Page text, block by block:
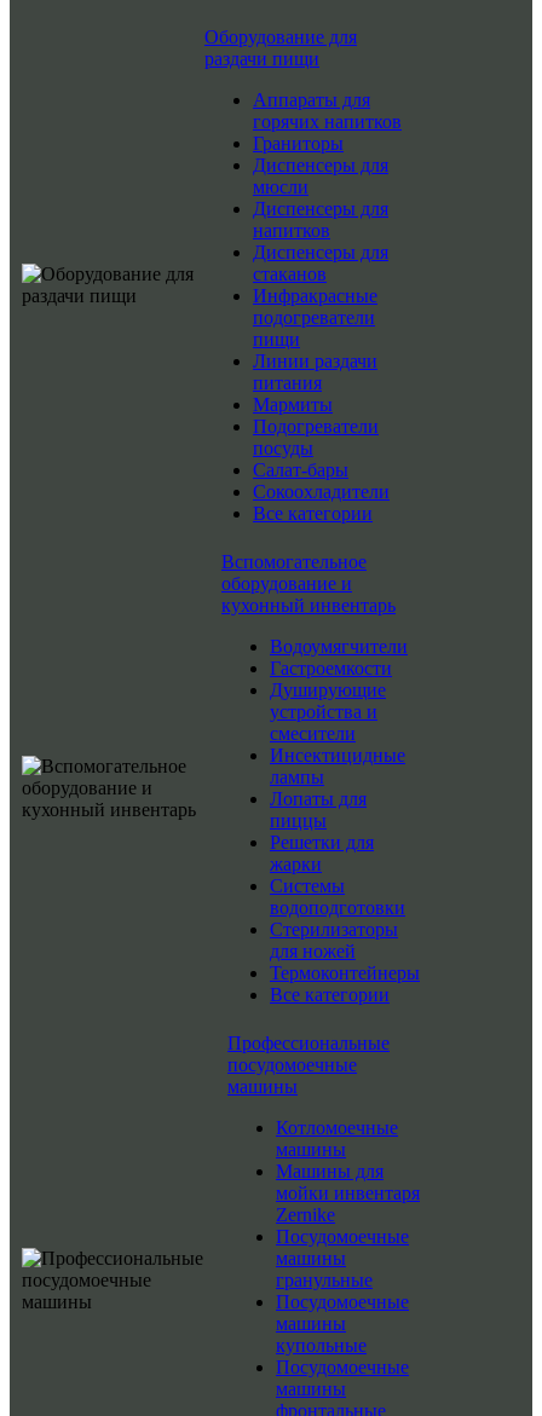
Оборудование для
раздачи пищи
Аппараты для
горячих напитков
Граниторы
Диспенсеры для
мюсли
Диспенсеры для
напитков
Диспенсеры для
стаканов
Инфракрасные
подогреватели
пищи
Линии раздачи
питания
Мармиты
Подогреватели
посуды
Салат-бары
Сокоохладители
Все категории
Вспомогательное
оборудование и
кухонный инвентарь
Водоумягчители
Гастроемкости
Душирующие
устройства и
смесители
Инсектицидные
лампы
Лопаты для
пиццы
Решетки для
жарки
Системы
водоподготовки
Стерилизаторы
для ножей
Термоконтейнеры
Все категории
Профессиональные
посудомоечные
машины
Котломоечные
машины
Машины для
мойки инвентаря
Zernike
Посудомоечные
машины
гранульные
Посудомоечные
машины
купольные
Посудомоечные
машины
фронтальные